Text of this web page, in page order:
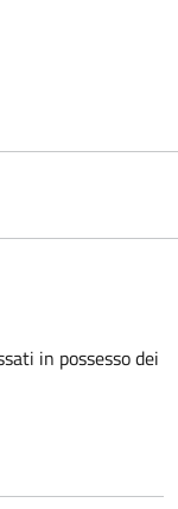
in possesso dei